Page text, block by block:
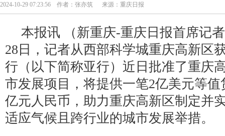
2024-10-29 07:23:56 作者：张亦筑 来源：重庆日报
本报讯 （新重庆-重庆日报首席记
28日，记者从西部科学城重庆高新区
行（以下简称亚行）近日批准了重庆
市发展项目，将提供一笔2亿美元等值
亿元人民币，助力重庆高新区制定并
适应气候且跨行业的城市发展举措。